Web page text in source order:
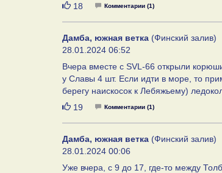
Нравится
18 Комментарии (1)
Дамба, южная ветка (Финский залив)
28.01.2024 06:52
Вчера вместе с SVL-66 открыли
у Славы 4 шт. Если идти в море, то
берегу наискосок к Лебяжьему)
Нравится
19 Комментарии (1)
Дамба, южная ветка (Финский залив)
28.01.2024 00:06
Уже вчера, с 9 до 17, где-то между